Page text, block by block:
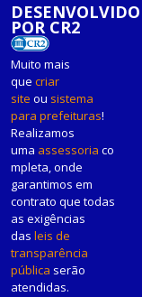
DESENVOLVIDO
POR CR2
Muito mais
que criar
site ou sistema
para prefeituras!
Realizamos
uma assessoria co
mpleta, onde
garantimos em
contrato que todas
as exigências
das leis de
transparência
pública serão
atendidas.